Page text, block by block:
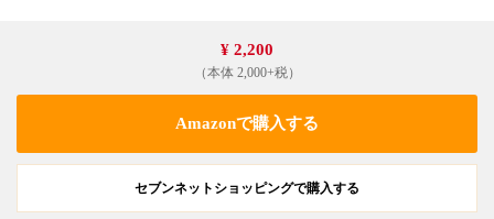
¥ 2,200
（本体 2,000+税）
Amazonで購入する
セブンネットショッピングで購入する